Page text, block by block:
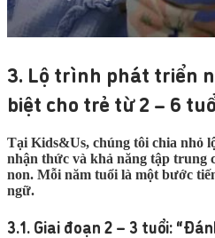
3. Lộ trình phát triển
biệt cho trẻ từ 2 – 6
Tại Kids&Us, chúng tôi chia nhỏ
nhận thức và khả năng tập trung
non. Mỗi năm tuổi là một bước
ngữ.
3.1. Giai đoạn 2 – 3 tuổi: